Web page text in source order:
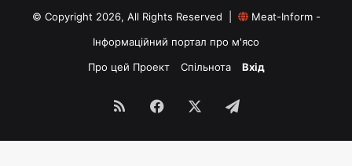
© Copyright 2026, All Rights Reserved |
Meat-Inform -
Інформаційний портал про м'ясо
Про цей Проект
Спільнота Вхід
RSS Facebook